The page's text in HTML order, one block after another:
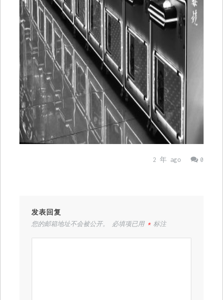
0
2 年 ago
发表回复
您的邮箱地址不会被公开。 必填项已用 *标注